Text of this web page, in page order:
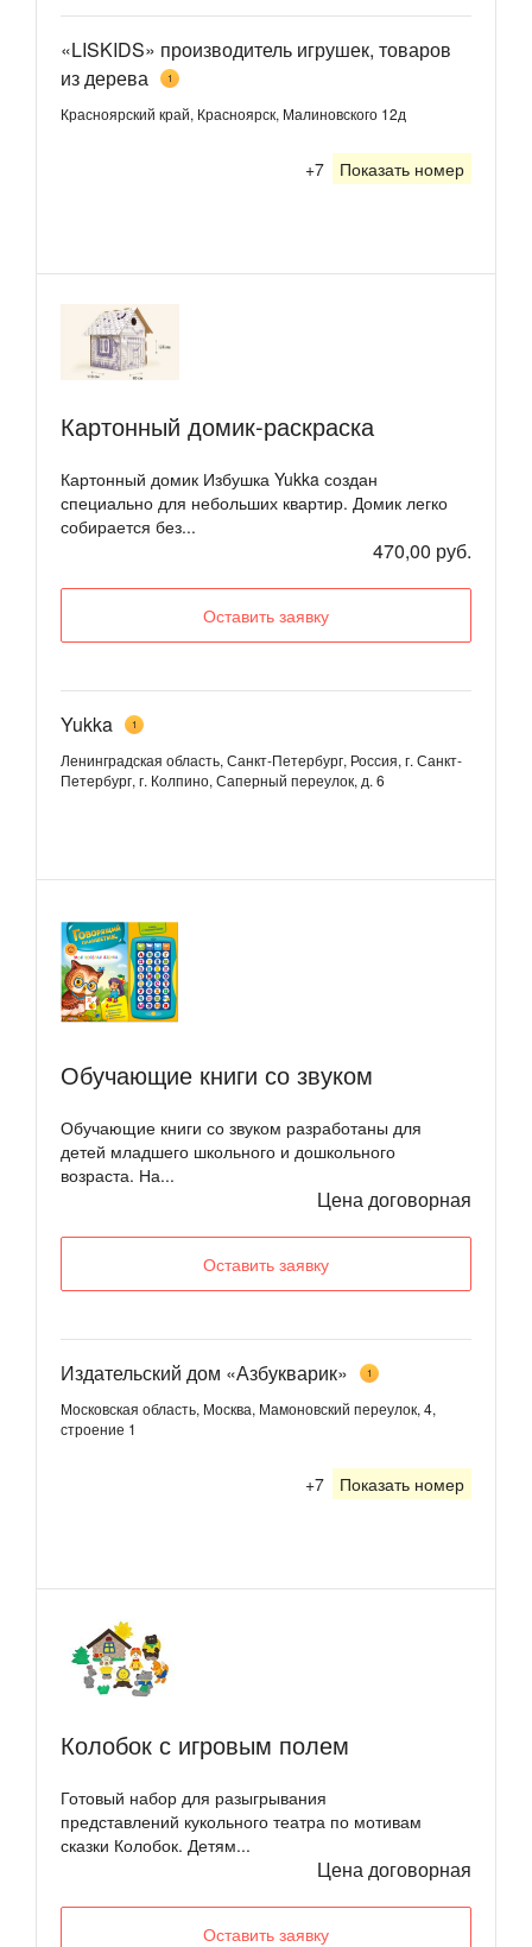
«LISKIDS» производитель игрушек, товаров
из дерева
1
Красноярский край, Красноярск, Малиновского 12д
+7 Показать номер
Картонный домик-раскраска
Картонный домик Избушка Yukka создан
специально для небольших квартир. Домик легко
собирается без...
470,00 руб.
Оставить заявку
Yukka 1
Ленинградская область, Санкт-Петербург, Россия, г. Санкт-
Петербург, г. Колпино, Саперный переулок, д. 6
Обучающие книги со звуком
Обучающие книги со звуком разработаны для
детей младшего школьного и дошкольного
возраста. На...
Цена договорная
Оставить заявку
Издательский дом «Азбукварик» 1
Московская область, Москва, Мамоновский переулок, 4,
строение 1
+7 Показать номер
Колобок с игровым полем
Готовый набор для разыгрывания
представлений кукольного театра по мотивам
сказки Колобок. Детям...
Цена договорная
Оставить заявку